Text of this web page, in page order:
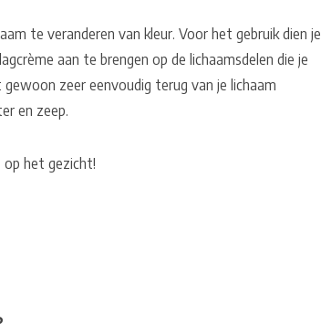
te veranderen van kleur. Voor het gebruik dien je
aan te brengen op de lichaamsdelen die je
zeer eenvoudig terug van je lichaam
en zeep.
het gezicht!